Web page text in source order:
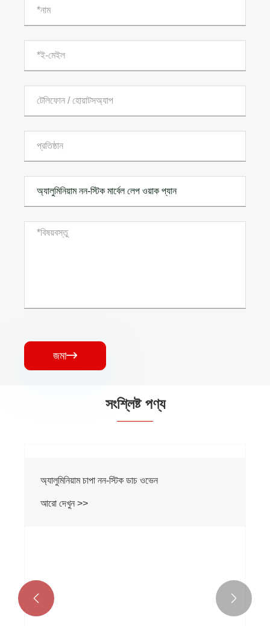
জমা
সংশ্লিষ্ট পণ্য
অ্যালুমিনিয়াম চাপা নন-স্টিক ডাচ ওভেন
আরো দেখুন >>
 